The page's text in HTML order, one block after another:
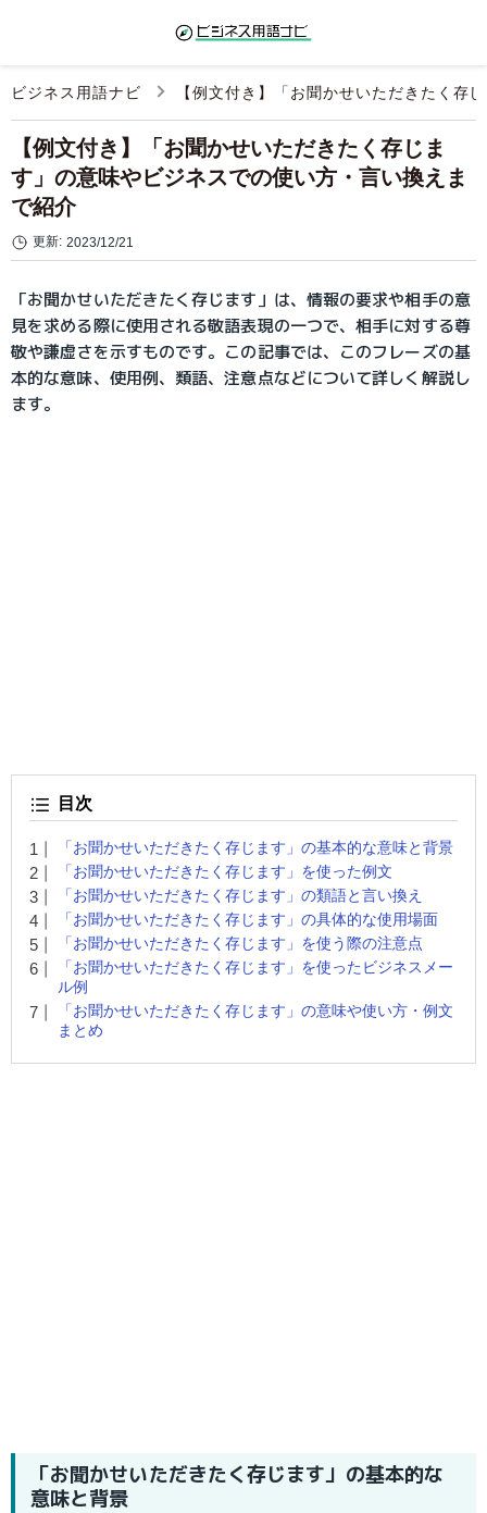
ビジネス用語ナビ 【例文付き】「お聞かせいただきたく存
【例文付き】「お聞かせいただきたく存じま
す」の意味やビジネスでの使い方・言い換えま
で紹介
更新: 2023/12/21
「お聞かせいただきたく存じます」は、情報の要求や相手の意
見を求める際に使用される敬語表現の一つで、相手に対する尊
敬や謙虚さを示すものです。この記事では、このフレーズの基
本的な意味、使用例、類語、注意点などについて詳しく解説し
ます。
目次
「お聞かせいただきたく存じます」の基本的な意味と背景
「お聞かせいただきたく存じます」を使った例文
「お聞かせいただきたく存じます」の類語と言い換え
「お聞かせいただきたく存じます」の具体的な使用場面
「お聞かせいただきたく存じます」を使う際の注意点
「お聞かせいただきたく存じます」を使ったビジネスメー
ル例
「お聞かせいただきたく存じます」の意味や使い方・例文
まとめ
「お聞かせいただきたく存じます」の基本的な
意味と背景